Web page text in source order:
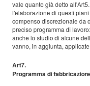
vale quanto già detto
l'elaborazione di questi
compenso discrezionale da
preciso programma di
anche lo studio di alcune
vanno, in aggiunta,
Art7.
Programma di